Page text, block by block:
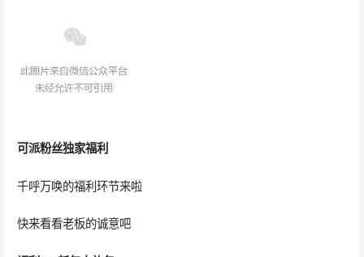
可派粉丝独家福利
千呼万唤的福利环节来啦
快来看看老板的诚意吧